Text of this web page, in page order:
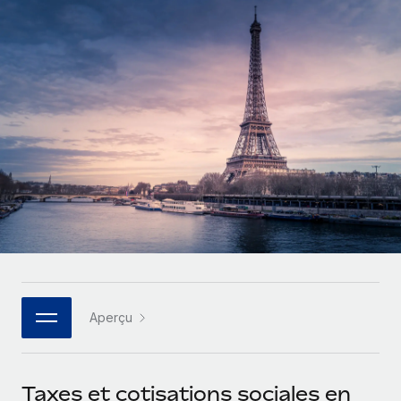
Intégrez et gérez vos freelances partout dans le monde
Sous-traitez les opérations complexes liées à l’emploi
INFRASTRUCTURE
Intégration Remote
Intégrez vos RH aux flux de travail en toute simplicité
Plateforme
Des fonctions RH clés intégrées pour votre équipe
Connectez n'importe quel outil d’IA à Remote grâce à
notre MCP
Rationalisez vos processus avec des outils essentiels
Examinez notre service par rapport aux autres
CROISSANCE
Des solutions agiles et internationales pour les RH et la
paie des entreprises en pleine croissance
Entreprises intermédiaires
Développez vos équipes avec des solutions RH sur
mesure
Entreprise
Les RH à l’international pour les grandes entreprises
Partenaires stratégiques de la tech
Calculateur de paiement des freelances
Découvrez les devises disponibles et les vitesses de
paiement pour vos freelances internationaux
APPRENDRE AVEC REMOTE
Recherche et guides
Checklists et modèles
Descriptions de postes
Français
Deutsch
Español
Italiano
Português (Portugal)
日本語
한국어
Aperçu
Taxes et cotisations sociales en